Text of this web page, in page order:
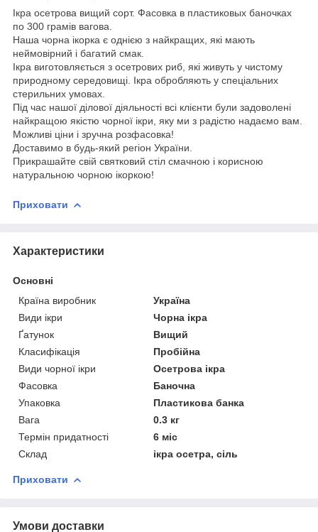
Ікра осетрова вищий сорт. Фасовка в пластиковых баночках
по 300 грамів вагова.
Наша чорна ікорка є однією з найкращих, які мають
неймовірний і багатий смак.
Ікра виготовляється з осетрових риб, які живуть у чистому
природному середовищі. Ікра обробляють у спеціальних
стерильних умовах.
Під час нашої ділової діяльності всі клієнти були задоволені
найкращою якістю чорної ікри, яку ми з радістю надаємо вам.
Можливі ціни і зручна розфасовка!
Доставимо в будь-який регіон України.
Прикрашайте свій святковий стіл смачною і корисною
натуральною чорною ікоркою!
Приховати
Характеристики
Основні
Країна виробник
Україна
Види ікри
Чорна ікра
Ґатунок
Вищий
Класифікація
Пробійна
Види чорної ікри
Осетрова ікра
Фасовка
Баночна
Упаковка
Пластикова банка
Вага
0.3 кг
Термін придатності
6 міс
Склад
ікра осетра, сіль
Приховати
Умови доставки